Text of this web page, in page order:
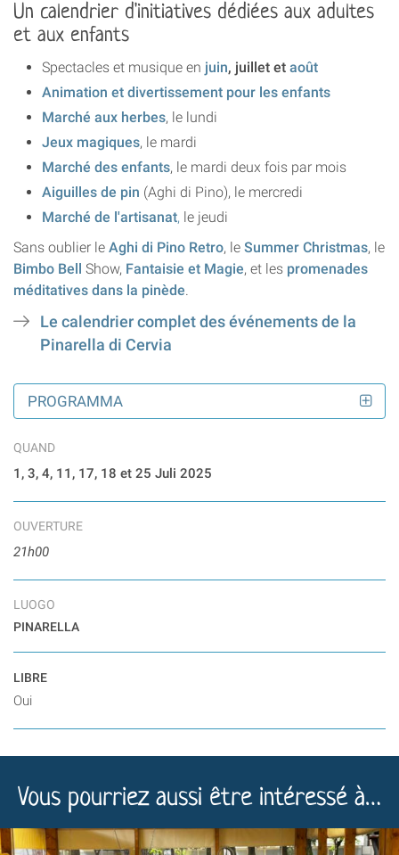
Un calendrier d'initiatives dédiées aux adultes
et aux enfants
Spectacles et musique en juin, juillet et août
Animation et divertissement pour les enfants
Marché aux herbes, le lundi
Jeux magiques, le mardi
Marché des enfants, le mardi deux fois par mois
Aiguilles de pin (Aghi di Pino), le mercredi
Marché de l'artisanat, le jeudi
Sans oublier le Aghi di Pino Retro, le Summer Christmas, le
Bimbo Bell Show, Fantaisie et Magie, et les promenades
méditatives dans la pinède
Le calendrier complet des événements de la
Pinarella di Cervia
PROGRAMMA
QUAND
1, 3, 4, 11, 17, 18 et 25 Juli 2025
OUVERTURE
21h00
LUOGO
PINARELLA
LIBRE
Oui
Vous pourriez aussi être intéressé à…